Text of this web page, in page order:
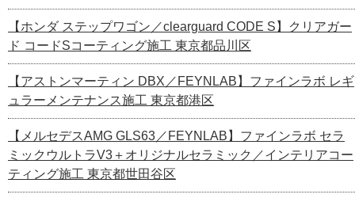
【ホンダ ステップワゴン／clearguard CODE S】クリアガー
ド コードSコーティング施工 東京都品川区
【アストンマーティン DBX／FEYNLAB】ファインラボ レギ
ュラーメンテナンス施工 東京都港区
【メルセデスAMG GLS63／FEYNLAB】ファインラボ セラ
ミックウルトラV3＋オリジナルセラミック／インテリアコー
ティング施工 東京都世田谷区